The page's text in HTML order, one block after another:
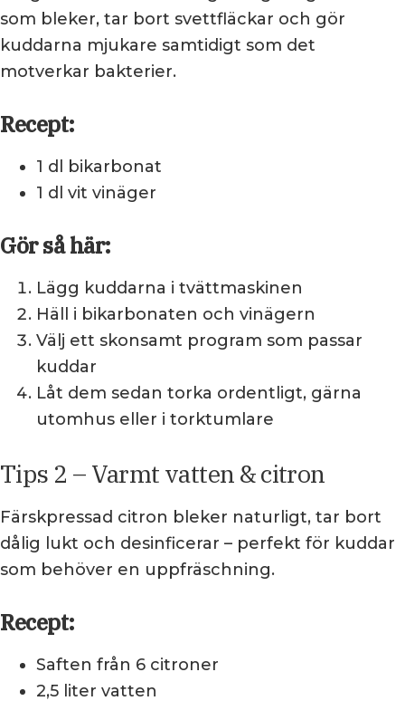
som bleker, tar bort svettfläckar och gör
kuddarna mjukare samtidigt som det
motverkar bakterier.
Recept:
1 dl bikarbonat
1 dl vit vinäger
Gör så här:
Lägg kuddarna i tvättmaskinen
Häll i bikarbonaten och vinägern
Välj ett skonsamt program som passar
kuddar
Låt dem sedan torka ordentligt, gärna
utomhus eller i torktumlare
Tips 2 – Varmt vatten & citron
Färskpressad citron bleker naturligt, tar bort
dålig lukt och desinficerar – perfekt för kuddar
som behöver en uppfräschning.
Recept:
Saften från 6 citroner
2,5 liter vatten